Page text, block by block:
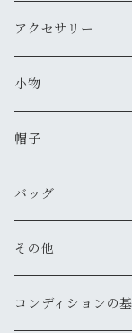
新品
古着
新品
スタジアムジャンバ
古着
新品
ワークジャケット
古着
新品
コート
古着
新品
マウンテンパーカー
古着
その他
古着
ナイロンジャケット
古着
新品
Tシャツ・カットソ
新品
古着
ポロシャツ
新品
古着
シャツ（半袖）
古着
新品
シャツ（長袖）
古着
パーカー
古着
スウェット
新品
新品
古着
ミリタリー・カーゴ
新品
古着
チノパン
古着
新品
ショートパンツ
古着
新品
オーバーオール
古着
その他
古着
スニーカー
ブーツ
古着
新品
サンダル
長靴・レインシュー
その他
アクセサリー
ネックレス
ブレスレット
新品
バングル・リストバ
ピアス
リング
小物
財布
新品
古着
キーケース
手袋
新品
ベルト
帽子
キャップ
古着
ハット
新品
ニットキャップ・ビ
バッグ
ショルダー
新品
トート
その他
コンディションの